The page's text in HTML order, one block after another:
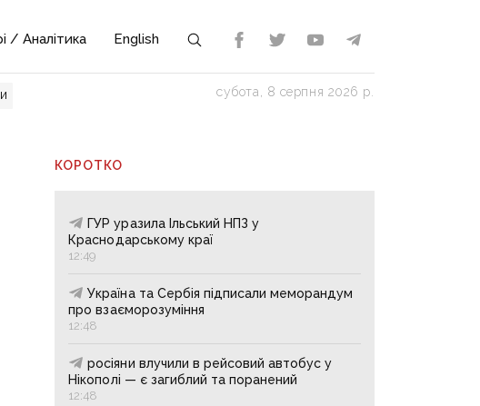
/ Аналітика English
субота, 8 серпня 2026 р.
КОРОТКО
ГУР уразила Ільський НПЗ у
Краснодарському краї
12:49
Україна та Сербія підписали меморандум
про взаєморозуміння
12:48
росіяни влучили в рейсовий автобус у
Нікополі — є загиблий та поранений
12:48